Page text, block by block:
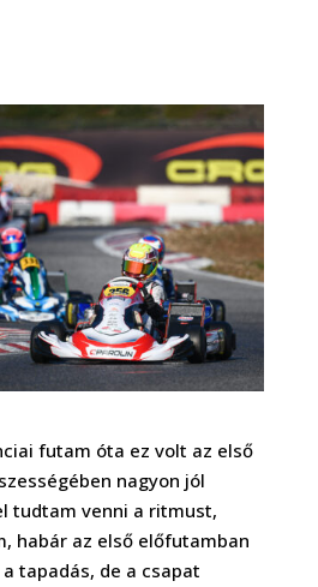
futam óta ez volt az első
nagyon jól
tudtam venni a ritmust,
habár az első előfutamban
tapadás, de a csapat